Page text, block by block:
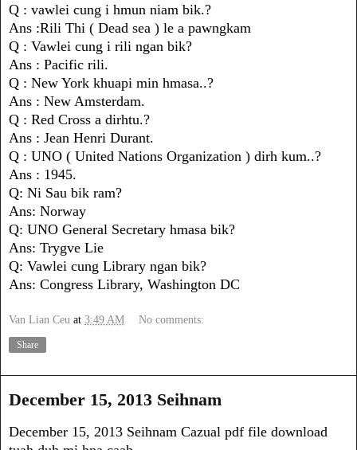
Q : vawlei cung i hmun niam bik.?
Ans :Rili Thi ( Dead sea ) le a pawngkam
Q : Vawlei cung i rili ngan bik?
Ans : Pacific rili.
Q : New York khuapi min hmasa..?
Ans : New Amsterdam.
Q : Red Cross a dirhtu.?
Ans : Jean Henri Durant.
Q : UNO ( United Nations Organization ) dirh kum..?
Ans : 1945.
Q: Ni Sau bik ram?
Ans: Norway
Q: UNO General Secretary hmasa bik?
Ans: Trygve Lie
Q: Vawlei cung Library ngan bik?
Ans: Congress Library, Washington DC
Van Lian Ceu at 3:49 AM No comments:
Share
December 15, 2013 Seihnam
December 15, 2013 Seihnam Cazual pdf file download